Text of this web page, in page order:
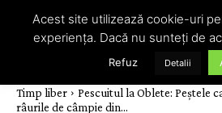
Timp liber
Pescuitul la Oblete: Peștele
râurile de câmpie din...
Acest site utilizează cookie-uri
experiența. Dacă nu sunteți de
Refuz Detalii